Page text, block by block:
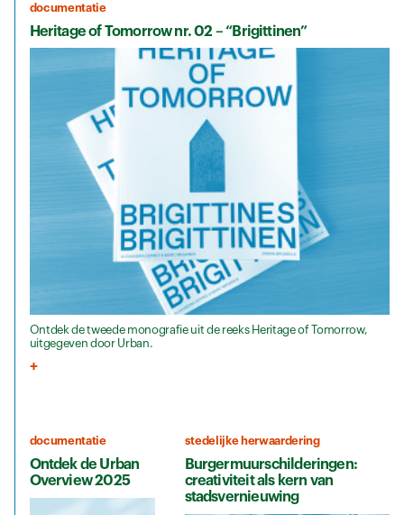
documentatie
Heritage of Tomorrow nr. 02 – “Brigittinen”
Ontdek de tweede monografie uit de reeks Heritage of Tomorrow,
uitgegeven door Urban.
documentatie
Ontdek de Urban
Overview 2025
stedelijke herwaardering
Burgermuurschilderingen:
creativiteit als kern van
stadsvernieuwing